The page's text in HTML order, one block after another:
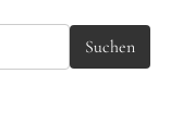
Suchen